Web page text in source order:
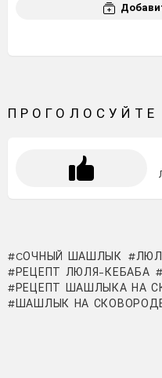
ПРОГОЛОСУЙТЕ
CОЧНЫЙ ШАШЛЫК
РЕЦЕПТ ЛЮЛЯ-КЕБАБА
РЕЦЕПТ ШАШЛЫКА НА
ШАШЛЫК НА